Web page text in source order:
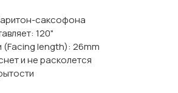
саксофона
120"
(Facing length): 26mm
и не расколется